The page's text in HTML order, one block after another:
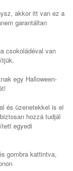
akkor itt van ez a
garantáltan
csokoládéval van
egy Halloween-
és üzenetekkel is el
hozzá tudjál
egyedi
gombra kattintva,